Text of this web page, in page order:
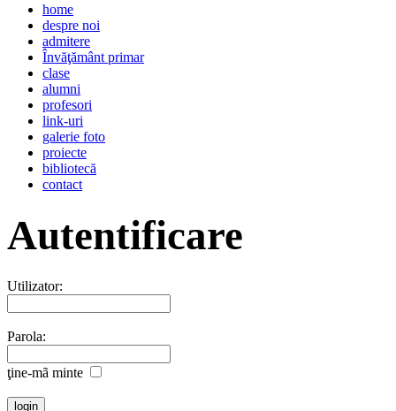
home
despre noi
admitere
Învăţământ primar
clase
alumni
profesori
link-uri
galerie foto
proiecte
bibliotecă
contact
Autentificare
Utilizator:
Parola:
ţine-mã minte